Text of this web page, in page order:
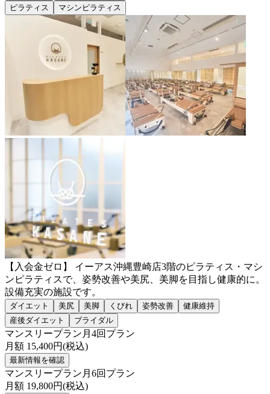
ピラティス マシンピラティス
【入会金ゼロ】 イーアス沖縄豊崎店3階のピラティス・マシ
ンピラティスで、姿勢改善や美尻、美脚を目指し健康的に。
設備充実の施設です。
ダイエット 美尻 美脚 くびれ 姿勢改善
健康維持
産後ダイエット
ブライダル
マンスリープラン月4回プラン
月額 15,400円(税込)
最新情報を確認
マンスリープラン月6回プラン
月額 19,800円(税込)